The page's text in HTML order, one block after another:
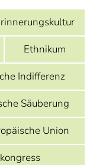
Ethnikum
Indifferenz
Säuberung
Union